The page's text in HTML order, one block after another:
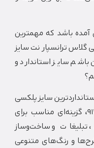
که مهمترین
سایز
استاندارد و
سایز پلکسی
122*183 و 122*91، گزینه‌ای مناسب برای
و ساخت‌وساز
متنوعی